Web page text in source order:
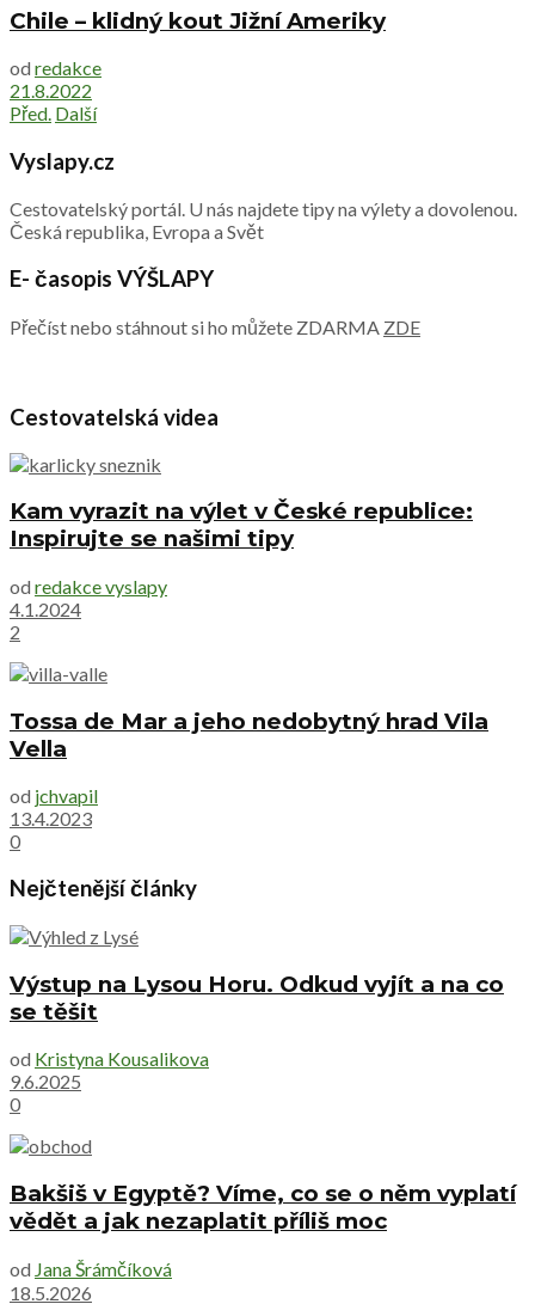
Chile – klidný kout Jižní Ameriky
od redakce
21.8.2022
Před. Další
Vyslapy.cz
Cestovatelský portál. U nás najdete tipy na výlety a dovolenou.
Česká republika, Evropa a Svět
E- časopis VÝŠLAPY
Přečíst nebo stáhnout si ho můžete ZDARMA ZDE
Cestovatelská videa
Kam vyrazit na výlet v České republice:
Inspirujte se našimi tipy
od redakce vyslapy
4.1.2024
2
Tossa de Mar a jeho nedobytný hrad Vila
Vella
od jchvapil
13.4.2023
0
Nejčtenější články
Výstup na Lysou Horu. Odkud vyjít a na co
se těšit
od Kristyna Kousalikova
9.6.2025
0
Bakšiš v Egyptě? Víme, co se o něm vyplatí
vědět a jak nezaplatit příliš moc
od Jana Šrámčíková
18.5.2026